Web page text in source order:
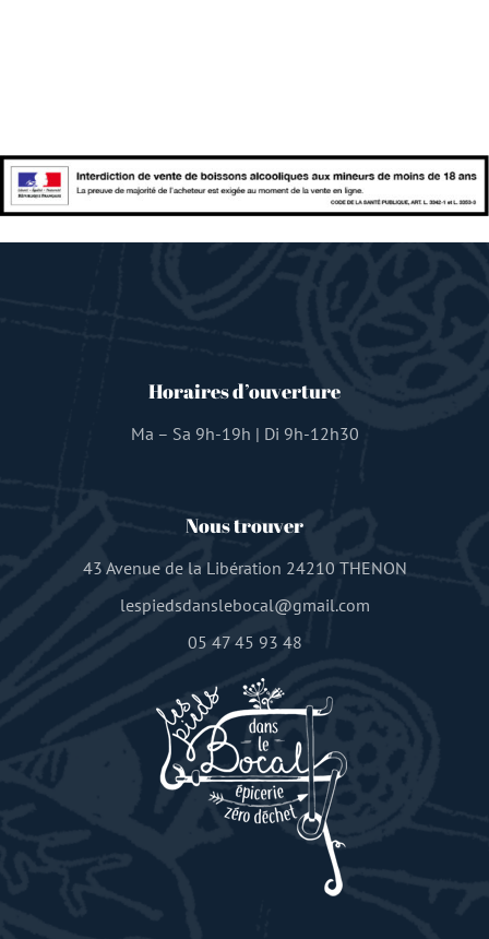
Horaires d’ouverture
Ma – Sa 9h-19h | Di 9h-12h30
Nous trouver
43 Avenue de la Libération 24210 THENON
lespiedsdanslebocal@gmail.com
05 47 45 93 48